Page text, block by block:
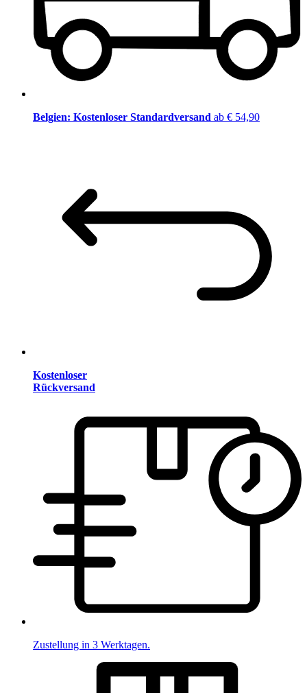
Belgien: Kostenloser Standardversand ab € 54,90
Kostenloser
Rückversand
Zustellung in 3 Werktagen.